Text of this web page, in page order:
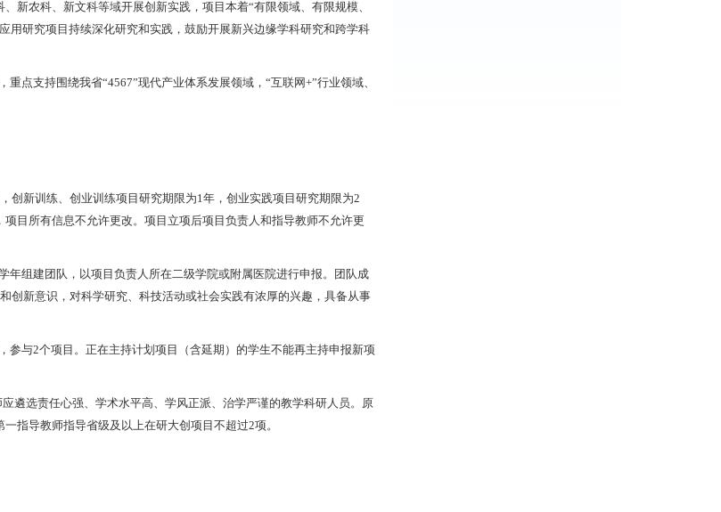
新农科、新文科等域开展创新实践，项目本着“有限领域、有限规模、
用研究项目持续深化研究和实践，鼓励开展新兴边缘学科研究和跨学科
支持围绕我省“4567”现代产业体系发展领域，“互联网+”行业领域、
新训练、创业训练项目研究期限为1年，创业实践项目研究期限为2
目所有信息不允许更改。项目立项后项目负责人和指导教师不允许更
组建团队，以项目负责人所在二级学院或附属医院进行申报。团队成
创新意识，对科学研究、科技活动或社会实践有浓厚的兴趣，具备从事
与2个项目。正在主持计划项目（含延期）的学生不能再主持申报新项
选责任心强、学术水平高、学风正派、治学严谨的教学科研人员。原
指导教师指导省级及以上在研大创项目不超过2项。